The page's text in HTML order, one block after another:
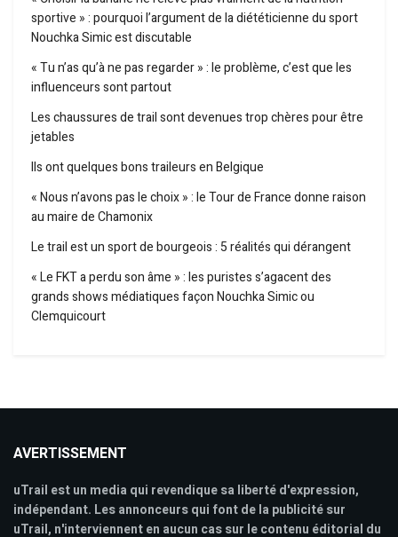
sportive » : pourquoi l’argument de la diététicienne du sport
Nouchka Simic est discutable
« Tu n’as qu’à ne pas regarder » : le problème, c’est que les
influenceurs sont partout
Les chaussures de trail sont devenues trop chères pour être
jetables
Ils ont quelques bons traileurs en Belgique
« Nous n’avons pas le choix » : le Tour de France donne raison
au maire de Chamonix
Le trail est un sport de bourgeois : 5 réalités qui dérangent
« Le FKT a perdu son âme » : les puristes s’agacent des
grands shows médiatiques façon Nouchka Simic ou
Clemquicourt
AVERTISSEMENT
uTrail est un media qui revendique sa liberté d'expression,
indépendant. Les annonceurs qui font de la publicité sur
uTrail, n'interviennent en aucun cas sur le contenu éditorial du